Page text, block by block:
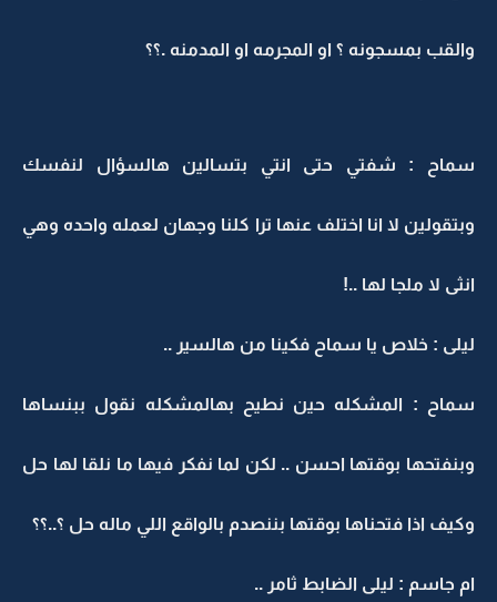
والقب بمسجونه ؟ او المجرمه او المدمنه .؟؟
سماح : شفتي حتى انتي بتسالين هالسؤال لنفسك
وبتقولين لا انا اختلف عنها ترا كلنا وجهان لعمله واحده وهي
انثى لا ملجا لها ..!
ليلى : خلاص يا سماح فكينا من هالسير ..
سماح : المشكله حين نطيح بهالمشكله نقول ببنساها
وبنفتحها بوقتها احسن .. لكن لما نفكر فيها ما نلقا لها حل
وكيف اذا فتحناها بوقتها بننصدم بالواقع اللي ماله حل ؟..؟؟
ام جاسم : ليلى الضابط ثامر ..